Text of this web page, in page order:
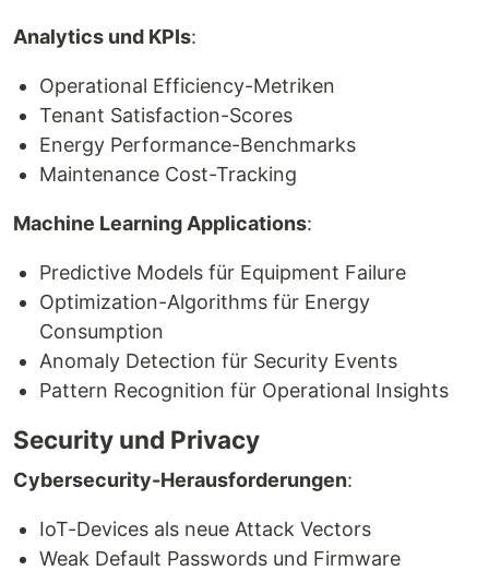
Analytics und KPIs:
Operational Efficiency-Metriken
Tenant Satisfaction-Scores
Energy Performance-Benchmarks
Maintenance Cost-Tracking
Machine Learning Applications:
Predictive Models für Equipment Failure
Optimization-Algorithms für Energy
Consumption
Anomaly Detection für Security Events
Pattern Recognition für Operational Insights
Security und Privacy
Cybersecurity-Herausforderungen:
IoT-Devices als neue Attack Vectors
Weak Default Passwords und Firmware